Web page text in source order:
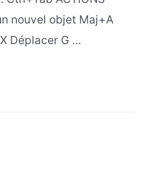
nouvel objet Maj+A
Déplacer G …